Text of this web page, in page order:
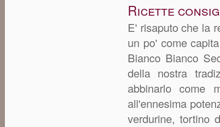
Ricette
E' risaputo che la
un po' come
Bianco Bianco
della nostra
abbinarlo come
all'ennesima
verdurine, tortino